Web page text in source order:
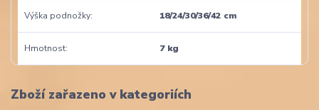
Výška podnožky 18/24/30/36/42 cm
Hmotnost 7 kg
Zboží zařazeno v kategoriích